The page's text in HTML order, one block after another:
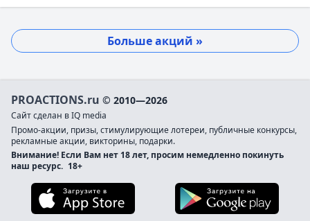
Больше акций »
PROACTIONS.ru © 2010—2026
Сайт сделан в IQ media
Промо-акции, призы, стимулирующие лотереи, публичные конкурсы,
рекламные акции, викторины, подарки.
Внимание! Если Вам нет 18 лет, просим немедленно покинуть
наш ресурс. 18+
Загрузите в App Store